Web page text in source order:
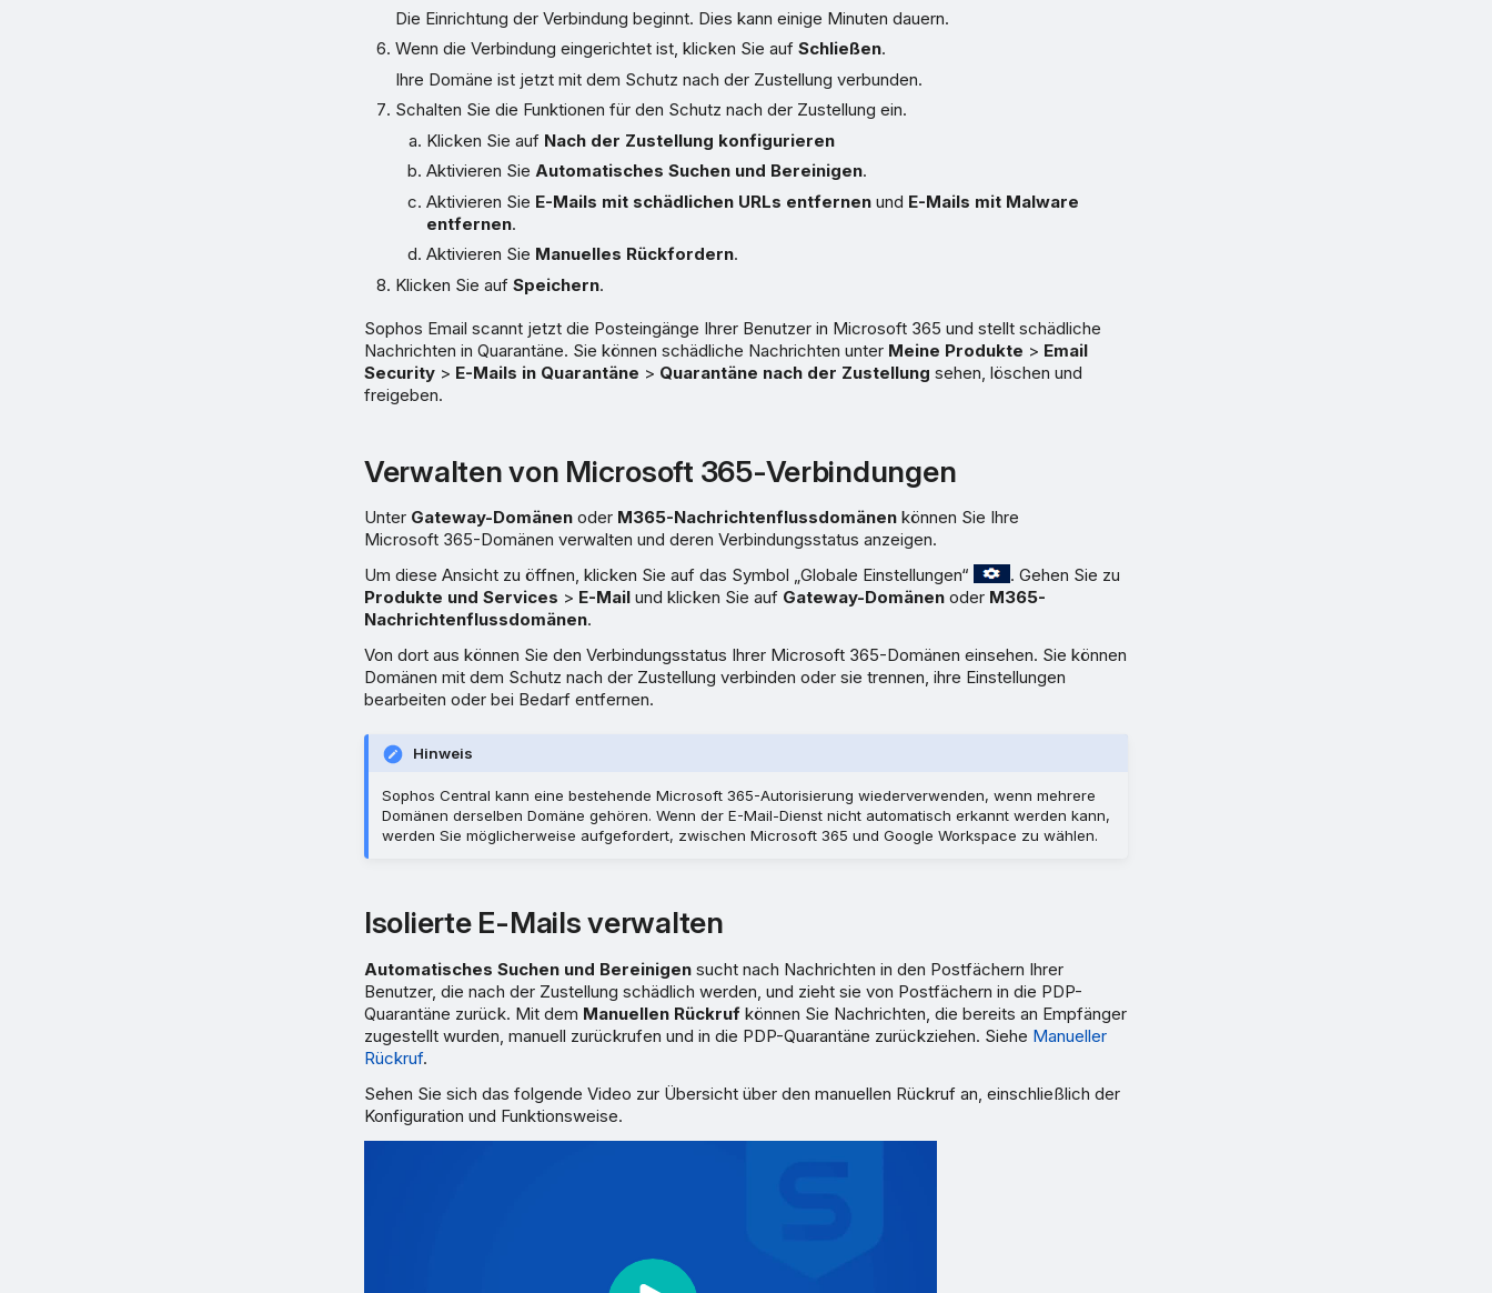
Die Einrichtung der Verbindung beginnt. Dies kann einige Minuten dauern.
Wenn die Verbindung eingerichtet ist, klicken Sie aufSchließen.
Ihre Domäne ist jetzt mit dem Schutz nach der Zustellung verbunden.
Schalten Sie die Funktionen für den Schutz nach der Zustellung ein.
Klicken Sie auf Nach der Zustellung konfigurieren
Aktivieren SieAutomatisches Suchen und Bereinigen.
Aktivieren Sie E-Mails mit schädlichen URLs entfernen und E-Mails mit Malware
entfernen.
Aktivieren Sie Manuelles Rückfordern.
Klicken Sie aufSpeichern.
Sophos Email scannt jetzt die Posteingänge Ihrer Benutzer in Microsoft 365 und stellt schädliche
Nachrichten in Quarantäne. Sie können schädliche Nachrichten unter Meine Produkte > Email
Security > E-Mails in Quarantäne > Quarantäne nach der Zustellung sehen, löschen und
freigeben.
Verwalten von Microsoft 365-Verbindungen
Unter Gateway-Domänen oder M365-Nachrichtenflussdomänen können Sie Ihre
Microsoft 365-Domänen verwalten und deren Verbindungsstatus anzeigen.
Um diese Ansicht zu öffnen, klicken Sie auf das Symbol „Globale Einstellungen“
. Gehen Sie zu
Produkte und Services > E-Mail und klicken Sie auf Gateway-Domänen oder M365-
Nachrichtenflussdomänen.
Von dort aus können Sie den Verbindungsstatus Ihrer Microsoft 365-Domänen einsehen. Sie können
Domänen mit dem Schutz nach der Zustellung verbinden oder sie trennen, ihre Einstellungen
bearbeiten oder bei Bedarf entfernen.
Hinweis
Sophos Central kann eine bestehende Microsoft 365-Autorisierung wiederverwenden, wenn mehrere
Domänen derselben Domäne gehören. Wenn der E-Mail-Dienst nicht automatisch erkannt werden kann,
werden Sie möglicherweise aufgefordert, zwischen Microsoft 365 und Google Workspace zu wählen.
Isolierte E-Mails verwalten
Automatisches Suchen und Bereinigen sucht nach Nachrichten in den Postfächern Ihrer
Benutzer, die nach der Zustellung schädlich werden, und zieht sie von Postfächern in die PDP-
Quarantäne zurück. Mit dem Manuellen Rückruf können Sie Nachrichten, die bereits an Empfänger
zugestellt wurden, manuell zurückrufen und in die PDP-Quarantäne zurückziehen. Siehe Manueller
Rückruf.
Sehen Sie sich das folgende Video zur Übersicht über den manuellen Rückruf an, einschließlich der
Konfiguration und Funktionsweise.